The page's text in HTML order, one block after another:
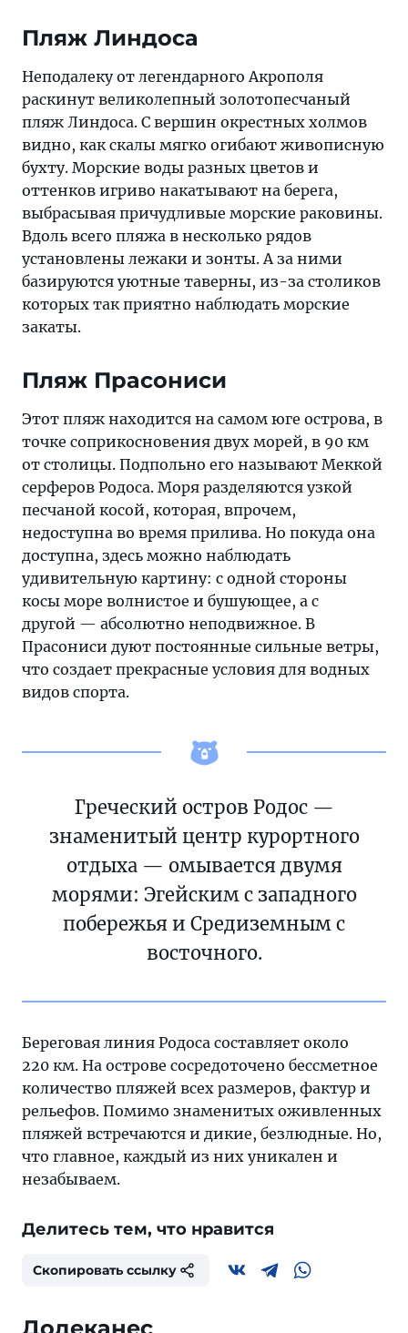
Пляж Линдоса
Неподалеку от легендарного Акрополя
раскинут великолепный золотопесчаный
пляж Линдоса. С вершин окрестных холмов
видно, как скалы мягко огибают живописную
бухту. Морские воды разных цветов и
оттенков игриво накатывают на берега,
выбрасывая причудливые морские раковины.
Вдоль всего пляжа в несколько рядов
установлены лежаки и зонты. А за ними
базируются уютные таверны, из-за столиков
которых так приятно наблюдать морские
закаты.
Пляж Прасониси
Этот пляж находится на самом юге острова, в
точке соприкосновения двух морей, в 90 км
от столицы. Подпольно его называют Меккой
серферов Родоса. Моря разделяются узкой
песчаной косой, которая, впрочем,
недоступна во время прилива. Но покуда она
доступна, здесь можно наблюдать
удивительную картину: с одной стороны
косы море волнистое и бушующее, а с
другой — абсолютно неподвижное. В
Прасониси дуют постоянные сильные ветры,
что создает прекрасные условия для водных
видов спорта.
Греческий остров Родос —
знаменитый центр курортного
отдыха — омывается двумя
морями: Эгейским с западного
побережья и Средиземным с
восточного.
Береговая линия Родоса составляет около
220 км. На острове сосредоточено бессметное
количество пляжей всех размеров, фактур и
рельефов. Помимо знаменитых оживленных
пляжей встречаются и дикие, безлюдные. Но,
что главное, каждый из них уникален и
незабываем.
Делитесь тем, что нравится
Скопировать ссылку